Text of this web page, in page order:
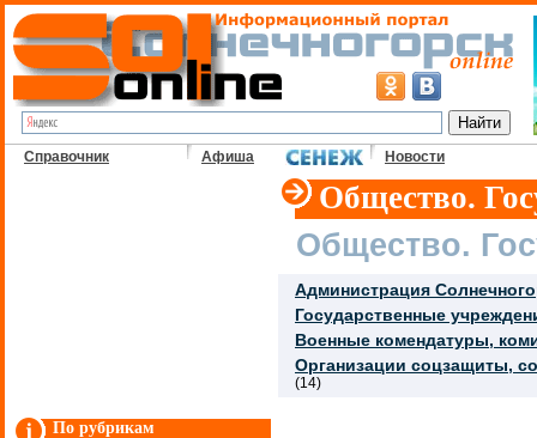
Справочник Афиша Новости
По рубрикам
Общество.
Общество.
Администрация
Государственные
Военные комендатуры,
Организации соцзащиты,
(14)